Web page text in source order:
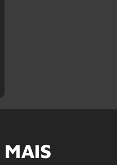
MAIS